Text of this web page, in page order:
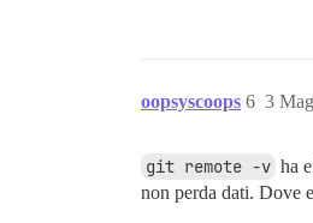
oopsyscoops 3
6
git remote -v ha
non perda dati. Dove